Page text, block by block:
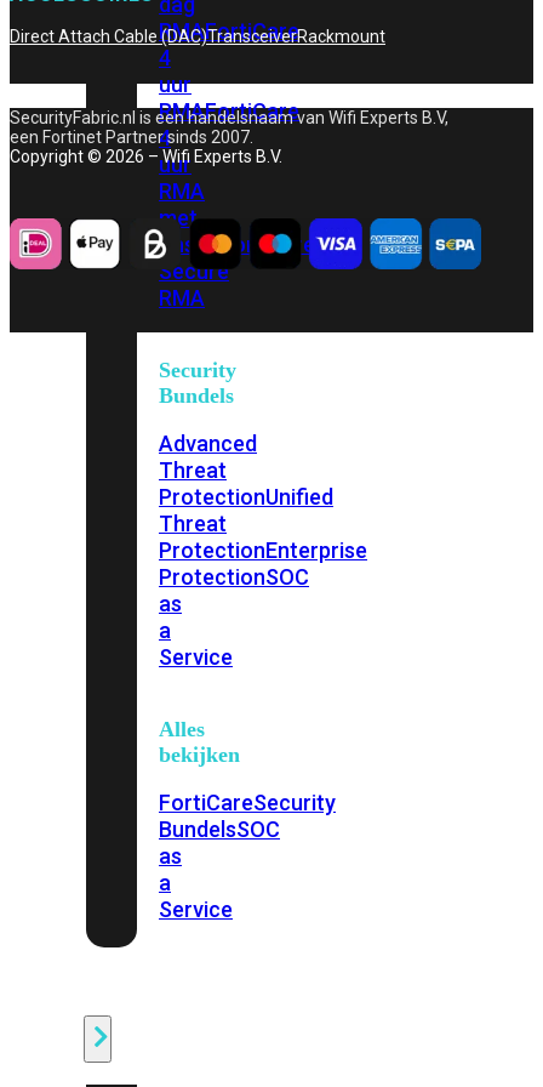
RMAFortiCare
4
uur
RMAFortiCare
4
uur
RMA
met
onsite FortiCare
Secure
RMA
Security
Bundels
Advanced
Threat
ProtectionUnified
Threat
ProtectionEnterprise
ProtectionSOC
as
a
Service
Alles
bekijken
FortiCareSecurity
BundelsSOC
as
a
Service
Direct Attach Cable (DAC)TransceiverRackmount
SecurityFabric.nl is een handelsnaam van Wifi Experts B.V,
een Fortinet Partner sinds 2007.
Copyright © 2026 – Wifi Experts B.V.